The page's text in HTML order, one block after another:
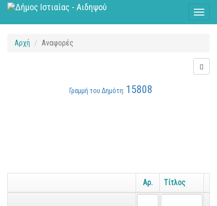
Αρχή Αναφορές
Γραμμή του Δημότη: 15808
Αρ. Τίτλος